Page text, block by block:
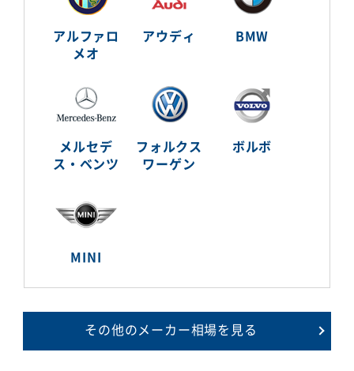
アルファロ
メオ
アウディ BMW
メルセデ
ス・ベンツ
フォルクス
ワーゲン
ボルボ
MINI
その他のメーカー相場を見る